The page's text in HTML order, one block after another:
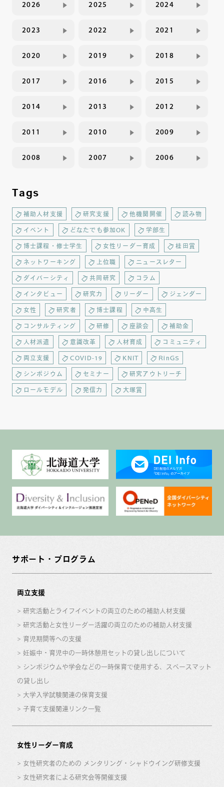
2026 2025 2024
2023 2022 2021
2020 2019 2018
2017 2016 2015
2014 2013 2012
2011 2010 2009
2008 2007 2006
Tags
補助人材支援 研究支援 他機関開催 読み物
イベント どなたでも参加OK 学部生
博士課程・修士学生 女性リーダー育成 桂田賞
ネットワーキング 上位職 ニュースレター
ダイバーシティ 共同研究 コラム
インタビュー 研究力 リーダー ジェンダー
女性 研究者 博士課程 中高生
コンサルティング 研修 座談会 補助金
人材派遣 意識改革 人材育成 コミュニティ
両立支援 COVID-19 KNIT RinGS
シンポジウム セミナー 研究アウトリーチ
ロールモデル 発信力 大塚賞
サポート・プログラム
両立支援
研究活動とライフイベントの両立のための補助人材支援
研究活動と女性リーダー活躍の両立のための補助人材支援
育児期間等への支援
妊娠中・育児中の一時休憩用セットの貸し出しについて
シンポジウムや学会などの一時保育で使用する、スペースマット
の貸し出し
大学入学試験関連の保育支援
子育て支援関連リンク一覧
女性リーダー育成
女性研究者のための メンタリング・シャドウイング研修支援
女性研究者による研究会等開催支援